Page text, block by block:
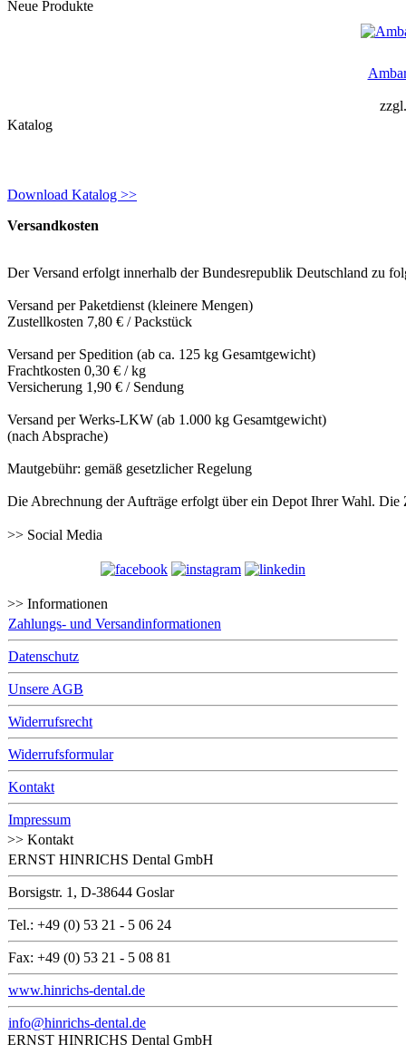
Neue Produkte
Katalog
Download Katalog >>
Versandkosten
Der Versand erfolgt innerhalb der Bundesrepublik Deutschland zu
Versand per Paketdienst (kleinere Mengen)
Zustellkosten 7,80 € / Packstück
Versand per Spedition (ab ca. 125 kg Gesamtgewicht)
Frachtkosten 0,30 € / kg
Versicherung 1,90 € / Sendung
Versand per Werks-LKW (ab 1.000 kg Gesamtgewicht)
(nach Absprache)
Mautgebühr: gemäß gesetzlicher Regelung
Die Abrechnung der Aufträge erfolgt über ein Depot Ihrer Wahl.
>> Social Media
>> Informationen
Zahlungs- und Versandinformationen
Datenschutz
Unsere AGB
Widerrufsrecht
Widerrufsformular
Kontakt
Impressum
>> Kontakt
ERNST HINRICHS Dental GmbH
Borsigstr. 1, D-38644 Goslar
Tel.: +49 (0) 53 21 - 5 06 24
Fax: +49 (0) 53 21 - 5 08 81
www.hinrichs-dental.de
info@hinrichs-dental.de
ERNST HINRICHS Dental GmbH